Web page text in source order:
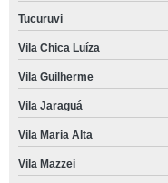
Tucuruvi
Vila Chica Luíza
Vila Guilherme
Vila Jaraguá
Vila Maria Alta
Vila Mazzei